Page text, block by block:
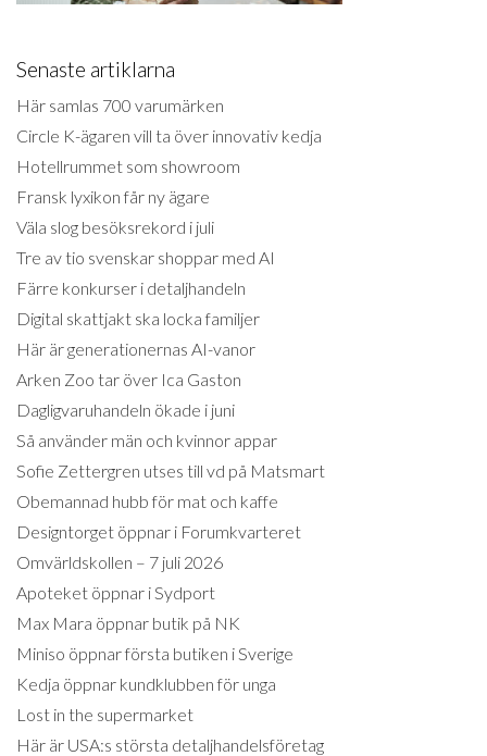
Senaste artiklarna
Här samlas 700 varumärken
Circle K-ägaren vill ta över innovativ kedja
Hotellrummet som showroom
Fransk lyxikon får ny ägare
Väla slog besöksrekord i juli
Tre av tio svenskar shoppar med AI
Färre konkurser i detaljhandeln
Digital skattjakt ska locka familjer
Här är generationernas AI-vanor
Arken Zoo tar över Ica Gaston
Dagligvaruhandeln ökade i juni
Så använder män och kvinnor appar
Sofie Zettergren utses till vd på Matsmart
Obemannad hubb för mat och kaffe
Designtorget öppnar i Forumkvarteret
Omvärldskollen – 7 juli 2026
Apoteket öppnar i Sydport
Max Mara öppnar butik på NK
Miniso öppnar första butiken i Sverige
Kedja öppnar kundklubben för unga
Lost in the supermarket
Här är USA:s största detaljhandelsföretag